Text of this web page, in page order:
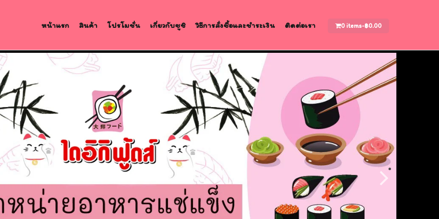
หน้าแรก สินค้า โปรโมชั่น เกี่ยวกับซูชิ วิธีการสั่งซื้อและชำระเงิน ติดต่อเรา 0 items-฿0.00